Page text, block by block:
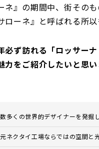
ネ』の期間中、街その
ローネ』と呼ばれる所以
必ず訪れる「ロッサー
をご紹介したいと思い
数多くの世界的デザイナーを発掘
元ネクタイ工場ならではの空間と